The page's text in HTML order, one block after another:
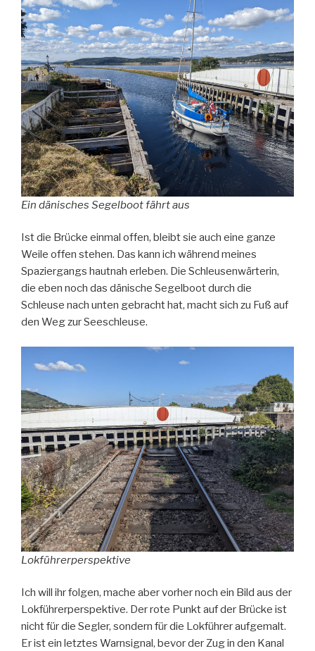
Ein dänisches Segelboot fährt aus
Ist die Brücke einmal offen, bleibt sie auch eine ganze
Weile offen stehen. Das kann ich während meines
Spaziergangs hautnah erleben. Die Schleusenwärterin,
die eben noch das dänische Segelboot durch die
Schleuse nach unten gebracht hat, macht sich zu Fuß auf
den Weg zur Seeschleuse.
Lokführerperspektive
Ich will ihr folgen, mache aber vorher noch ein Bild aus der
Lokführerperspektive. Der rote Punkt auf der Brücke ist
nicht für die Segler, sondern für die Lokführer aufgemalt.
Er ist ein letztes Warnsignal, bevor der Zug in den Kanal